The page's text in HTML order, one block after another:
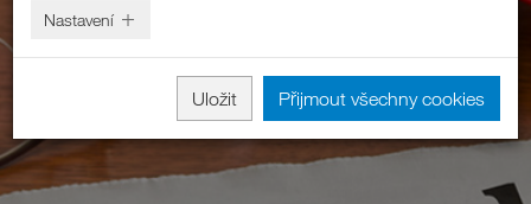
Nastavení
Uložit Přijmout všechny cookies